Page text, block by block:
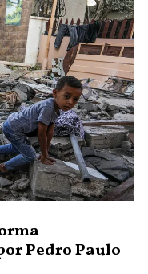
Pedro Paulo